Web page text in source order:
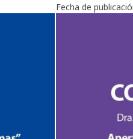
Fecha de